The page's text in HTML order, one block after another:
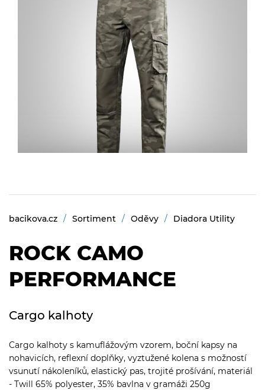
bacikova.cz Sortiment Oděvy Diadora Utility
ROCK CAMO
PERFORMANCE
Cargo kalhoty
Cargo kalhoty s kamuflážovým vzorem, boční kapsy na
nohavicích, reflexní doplňky, vyztužené kolena s možností
vsunutí nákoleníků, elastický pas, trojité prošívání, materiál
- Twill 65% polyester, 35% bavlna v gramáži 250g